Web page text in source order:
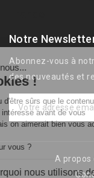
Notre
Abonnez-vous à
des nouveautés et
A propos